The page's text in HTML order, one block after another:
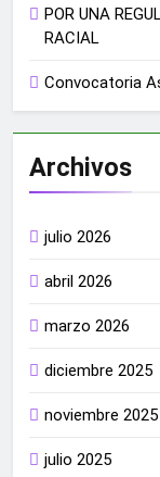
POR UNA
RACIAL
Convocatoria
Archivos
julio 2026
abril 2026
marzo 2026
diciembre 2025
noviembre 2025
julio 2025